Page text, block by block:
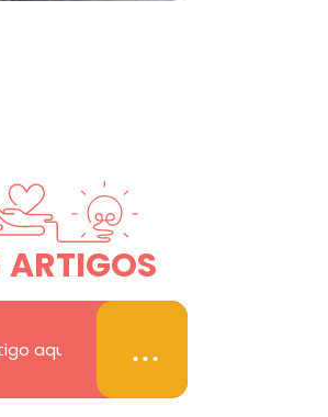
ARTIGOS